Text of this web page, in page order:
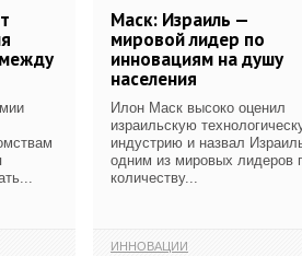
Маск: Израиль —
мировой лидер по
инновациям на душу
населения
Илон Маск высоко оценил
израильскую
индустрию и назвал
одним из мировых лидеров
количеству...
ИННОВАЦИИ